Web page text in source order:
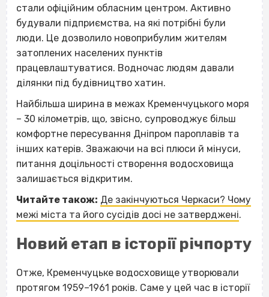
стали офіційним обласним центром. Активно
будували підприємства, на які потрібні були
люди. Це дозволило новоприбулим жителям
затоплених населених пунктів
працевлаштуватися. Водночас людям давали
ділянки під будівництво хатин.
Найбільша ширина в межах Кременчуцького моря
– 30 кілометрів, що, звісно, супроводжує більш
комфортне пересування Дніпром пароплавів та
інших катерів. Зважаючи на всі плюси й мінуси,
питання доцільності створення водосховища
залишається відкритим.
Читайте також: Де закінчуються Черкаси? Чому
межі міста та його сусідів досі не затверджені.
Новий етап в історії річпорту
Отже, Кременчуцьке водосховище утворювали
протягом 1959–1961 років. Саме у цей час в історії